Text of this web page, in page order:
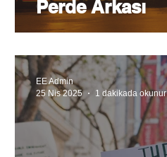
Perde Arkası
EE Admin
25 Nis 2025
1 dakikada okunur